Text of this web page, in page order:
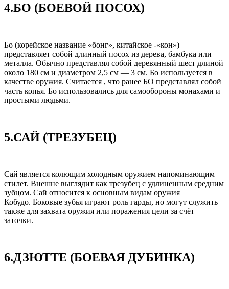
4.БО (БОЕВОЙ ПОСОХ)
Бо (корейское название «бонг», китайское -«кон»)
представляет собой длинный посох из дерева, бамбука или
металла. Обычно представлял собой деревянный шест длиной
около 180 см и диаметром 2,5 см — 3 см. Бо используется в
качестве оружия. Считается , что ранее БО представлял собой
часть копья. Бо использовались для самообороны монахами и
простыми людьми.
5.САЙ (ТРЕЗУБЕЦ)
Сай является колющим холодным оружием напоминающим
стилет. Внешне выглядит как трезубец с удлиненным средним
зубцом. Сай относится к основным видам оружия
Кобудо. Боковые зубья играют роль гарды, но могут служить
также для захвата оружия или поражения цели за счёт
заточки.
6.ДЗЮТТЕ (БОЕВАЯ ДУБИНКА)